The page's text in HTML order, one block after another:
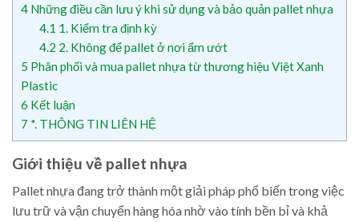
4 Những điều cần lưu ý khi sử dụng và bảo quản pallet nhựa
4.1 1. Kiểm tra định kỳ
4.2 2. Không để pallet ở nơi ẩm ướt
5 Phân phối và mua pallet nhựa từ thương hiệu Việt Xanh
Plastic
6 Kết luận
7 *. THÔNG TIN LIÊN HỆ
Giới thiệu về pallet nhựa
Pallet nhựa đang trở thành một giải pháp phổ biến trong việc
lưu trữ và vận chuyển hàng hóa nhờ vào tính bền bỉ và khả